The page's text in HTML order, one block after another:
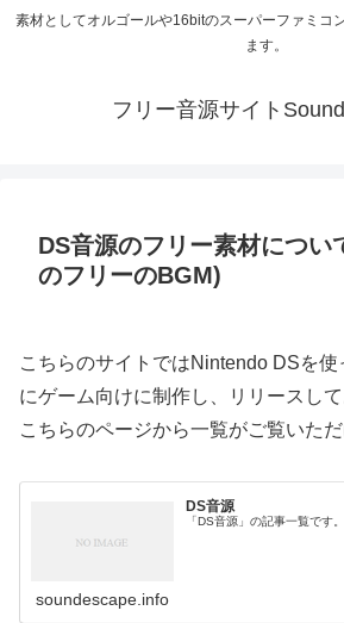
素材としてオルゴールや16bitのスーパーファミコ
ます。
フリー音源サイト
DS音源のフリー素材につい
のフリーのBGM)
こちらのサイトではNintendo DSを
にゲーム向けに制作し、リリースし
こちらのページから一覧がご覧いた
DS音源
「DS音源」の記事一覧です。
soundescape.info